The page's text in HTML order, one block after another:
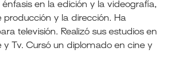
en la edición y la videografía,
producción y la dirección. Ha
televisión. Realizó sus estudios en
Tv. Cursó un diplomado en cine y